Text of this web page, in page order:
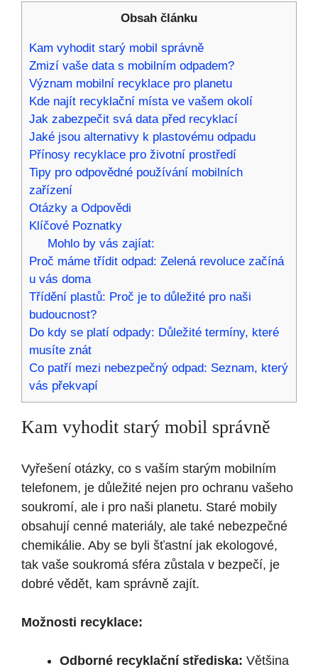
Obsah článku
Kam vyhodit starý mobil správně
Zmizí vaše data s mobilním odpadem?
Význam mobilní recyklace pro planetu
Kde najít recyklační místa ve vašem okolí
Jak zabezpečit svá data před recyklací
Jaké jsou alternativy k plastovému odpadu
Přínosy recyklace pro životní prostředí
Tipy pro odpovědné používání mobilních
zařízení
Otázky a Odpovědi
Klíčové Poznatky
Mohlo by vás zajíat:
Proč máme třídit odpad: Zelená revoluce začíná
u vás doma
Třídění plastů: Proč je to důležité pro naši
budoucnost?
Do kdy se platí odpady: Důležité termíny, které
musíte znát
Co patří mezi nebezpečný odpad: Seznam, který
vás překvapí
Kam vyhodit starý mobil správně
Vyřešení otázky, co s vaším starým mobilním
telefonem, je důležité nejen pro ochranu vašeho
soukromí, ale i pro naši planetu. Staré mobily
obsahují cenné materiály, ale také nebezpečné
chemikálie. Aby se byli šťastní jak ekologové,
tak vaše soukromá sféra zůstala v bezpečí, je
dobré vědět, kam správně zajít.
Možnosti recyklace:
Odborné recyklační střediska: Většina